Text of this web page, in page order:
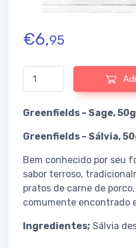
€6,95
Quantidade de Greenfields -
Greenfields – Sage, 50g
Greenfields – Sálvia,
Bem conhecido por seu
sabor terroso,
pratos de carne de
comumente encontrado
Ingredientes; Sálvia